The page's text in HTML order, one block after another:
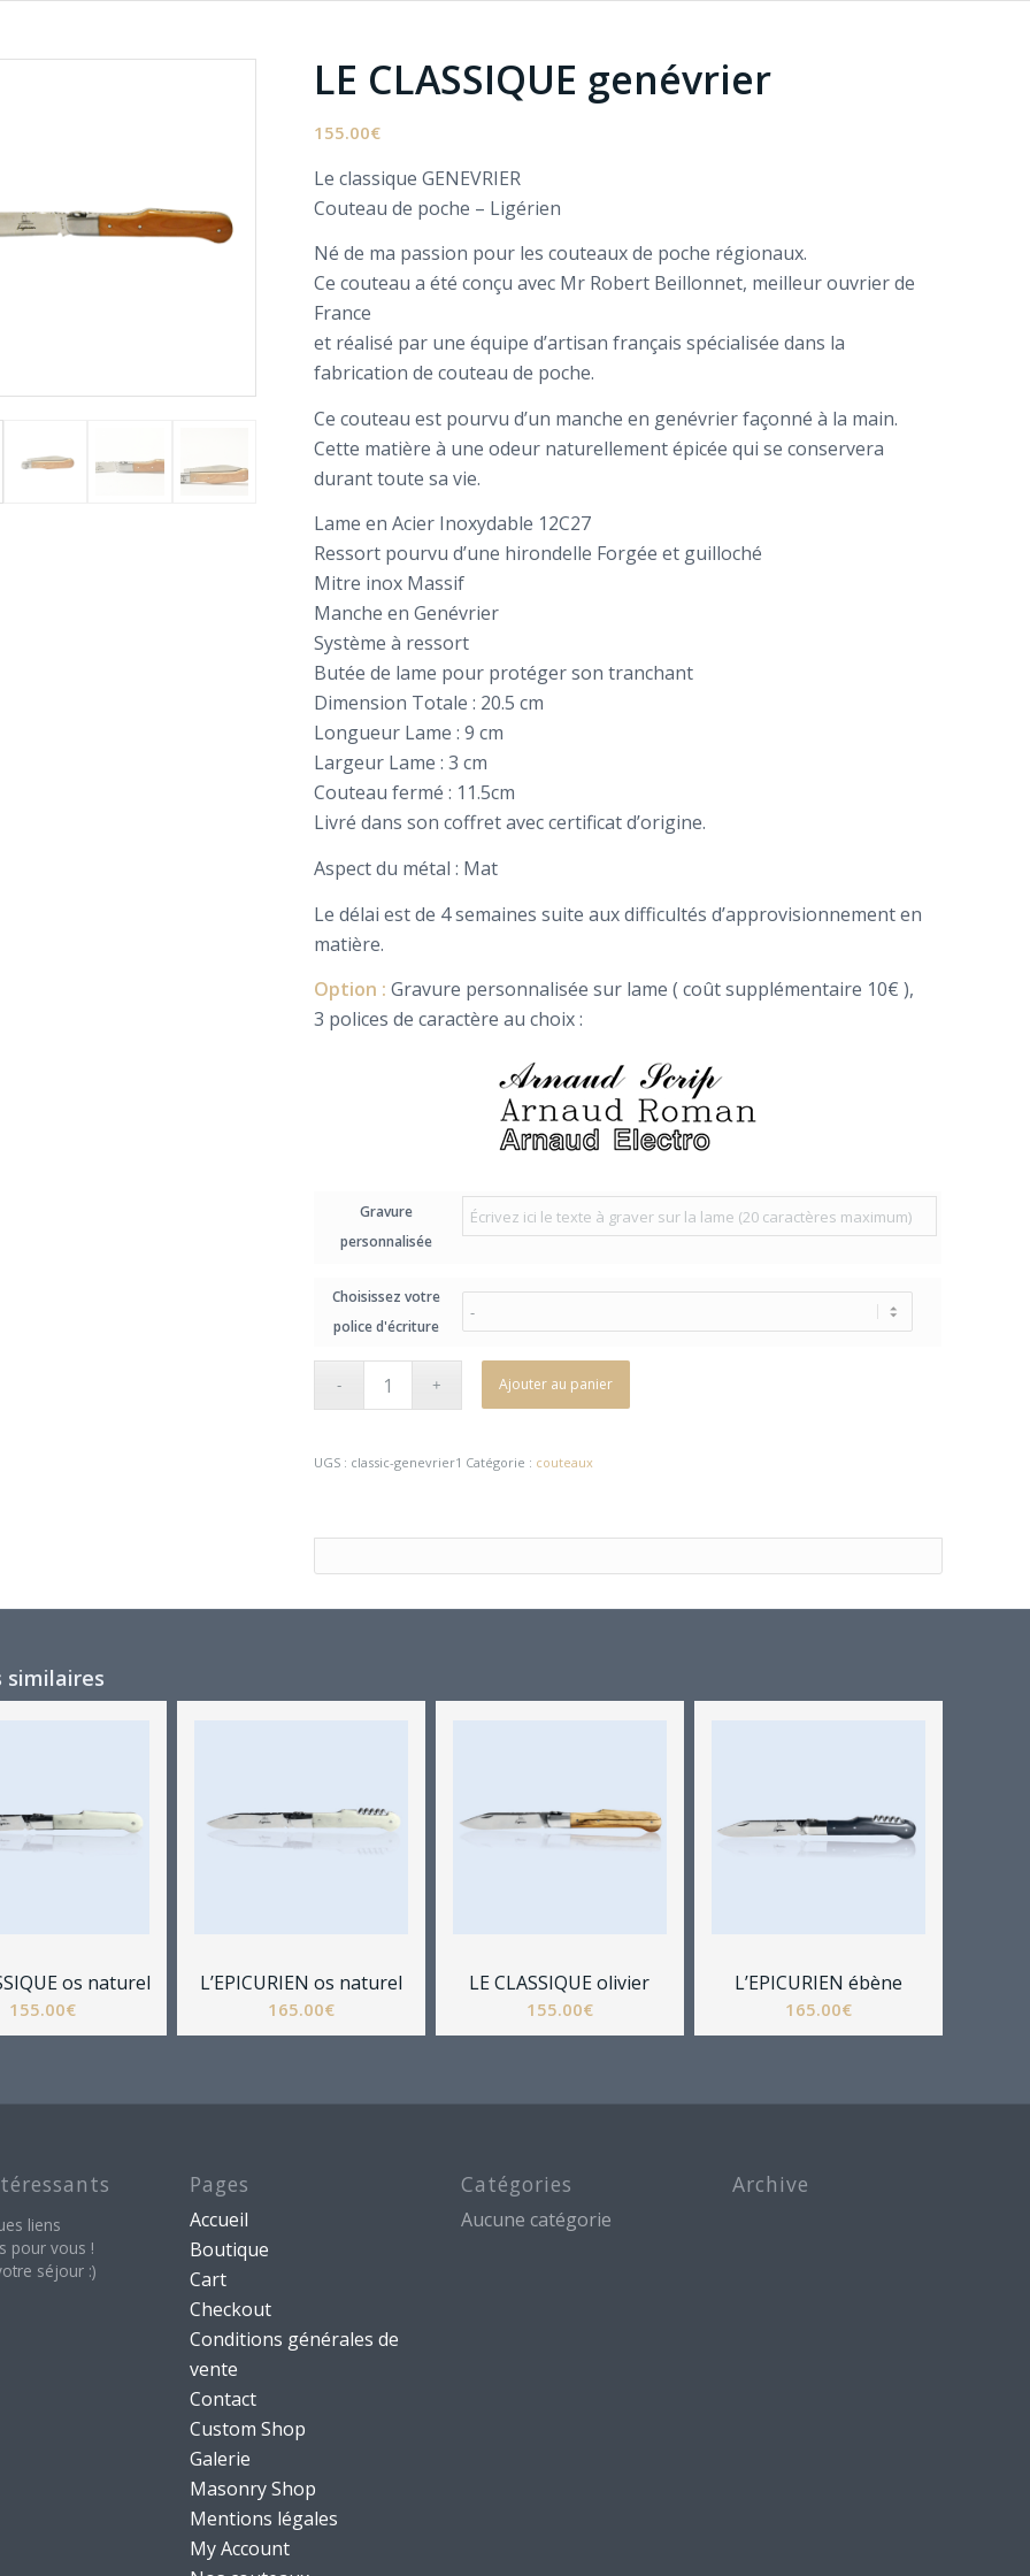
LE CLASSIQUE genévrier
155.00€
Le classique GENEVRIER
Couteau de poche – Ligérien
Né de ma passion pour les couteaux de poche régionaux.
Ce couteau a été conçu avec Mr Robert Beillonnet, meilleur ouvrier de
France
et réalisé par une équipe d’artisan français spécialisée dans la
fabrication de couteau de poche.
Ce couteau est pourvu d’un manche en genévrier façonné à la main.
Cette matière à une odeur naturellement épicée qui se conservera
durant toute sa vie.
Lame en Acier Inoxydable 12C27
Ressort pourvu d’une hirondelle Forgée et guilloché
Mitre inox Massif
Manche en Genévrier
Système à ressort
Butée de lame pour protéger son tranchant
Dimension Totale : 20.5 cm
Longueur Lame : 9 cm
Largeur Lame : 3 cm
Couteau fermé : 11.5cm
Livré dans son coffret avec certificat d’origine.
Aspect du métal : Mat
Le délai est de 4 semaines suite aux difficultés d’approvisionnement en
matière.
Option : Gravure personnalisée sur lame ( coût supplémentaire 10€ ),
3 polices de caractère au choix :
Gravure
personnalisée
Choisissez votre
police d'écriture
Ajouter au panier
UGS : classic-genevrier1 Catégorie : couteaux
similaires
os naturel
155.00€
L’EPICURIEN os naturel
165.00€
LE CLASSIQUE olivier
155.00€
L’EPICURIEN ébène
165.00€
liens
pour vous !
séjour :)
Pages
Accueil
Boutique
Cart
Checkout
Conditions générales de
vente
Contact
Custom Shop
Galerie
Masonry Shop
Mentions légales
My Account
Catégories
Aucune catégorie
Archive